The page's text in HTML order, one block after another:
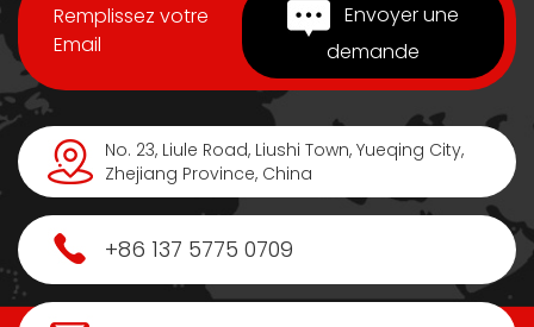
Remplissez votre
Email
Envoyer une
demande
No. 23, Liule Road, Liushi Town, Yueqing City,
Zhejiang Province, China
+86 137 5775 0709